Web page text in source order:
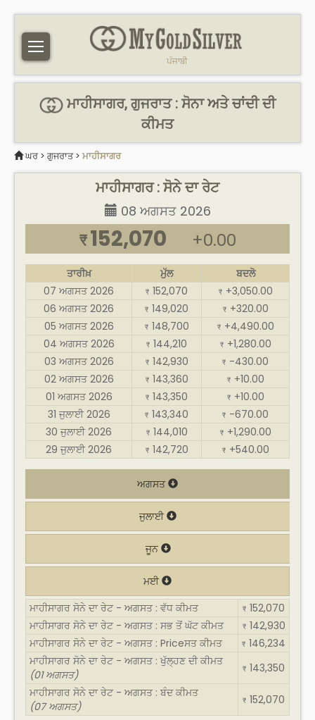
ਪੰਜਾਬੀ
ਮਾਹੀਸਾਗਰ, ਗੁਜਰਾਤ : ਸੋਨਾ ਅਤੇ ਚਾਂਦੀ ਦੀ
ਕੀਮਤ
ਘਰ > ਗੁਜਰਾਤ> ਮਾਹੀਸਾਗਰ
ਮਾਹੀਸਾਗਰ : ਸੋਨੇ ਦਾ ਰੇਟ
08 ਅਗਸਤ 2026
₹ 152,070 +0.00
ਤਾਰੀਖ਼ ਮੁੱਲ
ਬਦਲੋ
07 ਅਗਸਤ 2026
₹ 152,070 ₹ +3,050.00
06 ਅਗਸਤ 2026
₹ 149,020 ₹ +320.00
05 ਅਗਸਤ 2026
₹ 148,700 ₹ +4,490.00
04 ਅਗਸਤ 2026
₹ 144,210 ₹ +1,280.00
03 ਅਗਸਤ 2026
₹ 142,930 ₹ -430.00
02 ਅਗਸਤ 2026
₹ 143,360 ₹ +10.00
01 ਅਗਸਤ 2026
₹ 143,350 ₹ +10.00
31 ਜੁਲਾਈ 2026
₹ 143,340 ₹ -670.00
30 ਜੁਲਾਈ 2026
₹ 144,010 ₹ +1,290.00
29 ਜੁਲਾਈ 2026
₹ 142,720 ₹ +540.00
ਅਗਸਤ
ਜੁਲਾਈ
ਜੂਨ
ਮਈ
ਮਾਹੀਸਾਗਰ ਸੋਨੇ ਦਾ ਰੇਟ - ਅਗਸਤ : ਵੱਧ ਕੀਮਤ
₹ 152,070
ਮਾਹੀਸਾਗਰ ਸੋਨੇ ਦਾ ਰੇਟ - ਅਗਸਤ : ਸਭ ਤੋਂ ਘੱਟ ਕੀਮਤ
₹ 142,930
ਮਾਹੀਸਾਗਰ ਸੋਨੇ ਦਾ ਰੇਟ - ਅਗਸਤ : Priceਸਤ ਕੀਮਤ
₹ 146,234
ਮਾਹੀਸਾਗਰ ਸੋਨੇ ਦਾ ਰੇਟ - ਅਗਸਤ : ਖੁੱਲ੍ਹਣ ਦੀ ਕੀਮਤ
(01 ਅਗਸਤ)
₹ 143,350
ਮਾਹੀਸਾਗਰ ਸੋਨੇ ਦਾ ਰੇਟ - ਅਗਸਤ : ਬੰਦ ਕੀਮਤ
(07 ਅਗਸਤ)
₹ 152,070